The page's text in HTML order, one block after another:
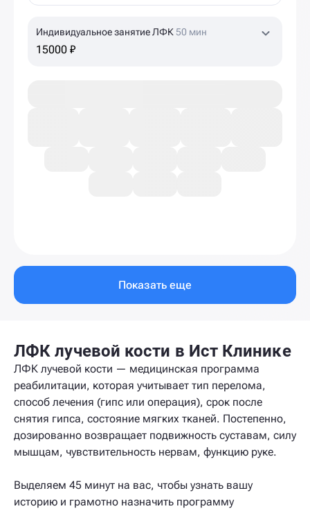
Индивидуальное занятие ЛФК 50 мин
15000 ₽
Показать еще
ЛФК лучевой кости в Ист Клинике
ЛФК лучевой кости — медицинская программа
реабилитации, которая учитывает тип перелома,
способ лечения (гипс или операция), срок после
снятия гипса, состояние мягких тканей. Постепенно,
дозированно возвращает подвижность суставам, силу
мышцам, чувствительность нервам, функцию руке.
Выделяем 45 минут на вас, чтобы узнать вашу
историю и грамотно назначить программу